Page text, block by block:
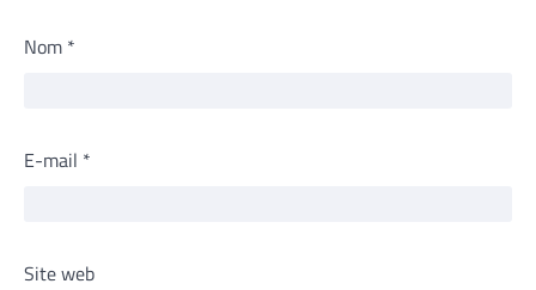
Nom *
E-mail *
Site web